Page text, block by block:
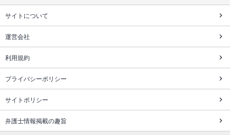
サイトについて
運営会社
利用規約
プライバシーポリシー
サイトポリシー
弁護士情報掲載の趣旨